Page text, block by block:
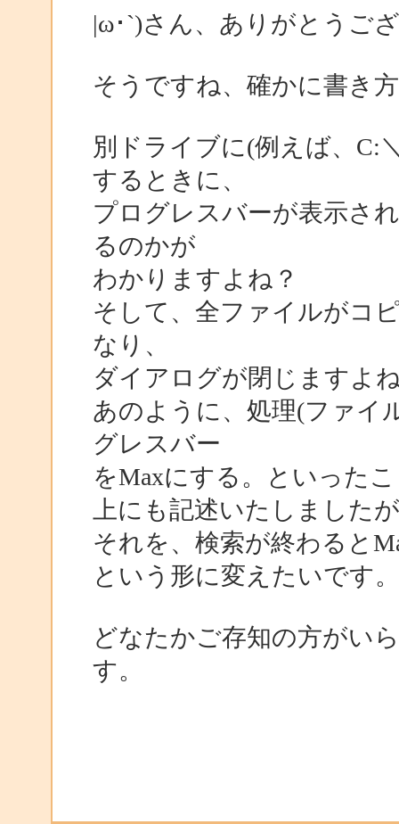
|ω･`)さん、ありがとうご
そうですね、確かに書き
別ドライブに(例えば、
するときに、
プログレスバーが表示さ
るのかが
わかりますよね？
そして、全ファイルがコ
なり、
ダイアログが閉じますよ
あのように、処理(ファイ
グレスバー
をMaxにする。といった
上にも記述いたしました
それを、検索が終わると
という形に変えたいです。
どなたかご存知の方がい
す。